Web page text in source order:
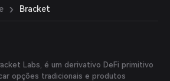
› Bracket
Labs, é um derivativo DeFi primitivo
opções tradicionais e produtos